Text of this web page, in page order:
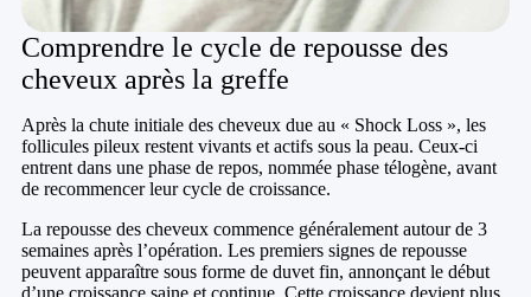
Comprendre le cycle de repousse des
cheveux après la greffe
Après la chute initiale des cheveux due au « Shock Loss », les
follicules pileux restent vivants et actifs sous la peau. Ceux-ci
entrent dans une phase de repos, nommée phase télogène, avant
de recommencer leur cycle de croissance.
La repousse des cheveux commence généralement autour de 3
semaines après l’opération. Les premiers signes de repousse
peuvent apparaître sous forme de duvet fin, annonçant le début
d’une croissance saine et continue. Cette croissance devient plus